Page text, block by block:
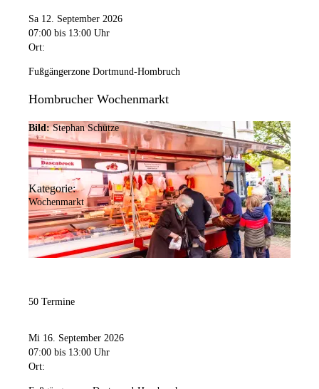
Sa 12. September 2026
07:00 bis 13:00 Uhr
Ort:
Fußgängerzone Dortmund-Hombruch
Hombrucher Wochenmarkt
Bild: Stephan Schütze
Kategorie:
Wochenmarkt
50 Termine
Mi 16. September 2026
07:00 bis 13:00 Uhr
Ort: